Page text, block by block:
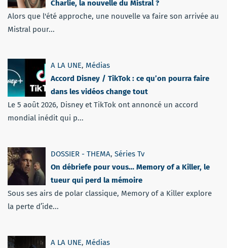
Charlie, la nouvelle du Mistral ?
Alors que l'été approche, une nouvelle va faire son arrivée au
Mistral pour...
A LA UNE, Médias
Accord Disney / TikTok : ce qu’on pourra faire
dans les vidéos change tout
Le 5 août 2026, Disney et TikTok ont annoncé un accord
mondial inédit qui p...
DOSSIER - THEMA, Séries Tv
On débriefe pour vous… Memory of a Killer, le
tueur qui perd la mémoire
Sous ses airs de polar classique, Memory of a Killer explore
la perte d’ide...
A LA UNE, Médias